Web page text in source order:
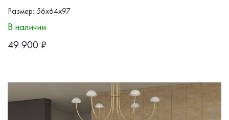
Размер: 56x64x97
В наличии
49 900 ₽